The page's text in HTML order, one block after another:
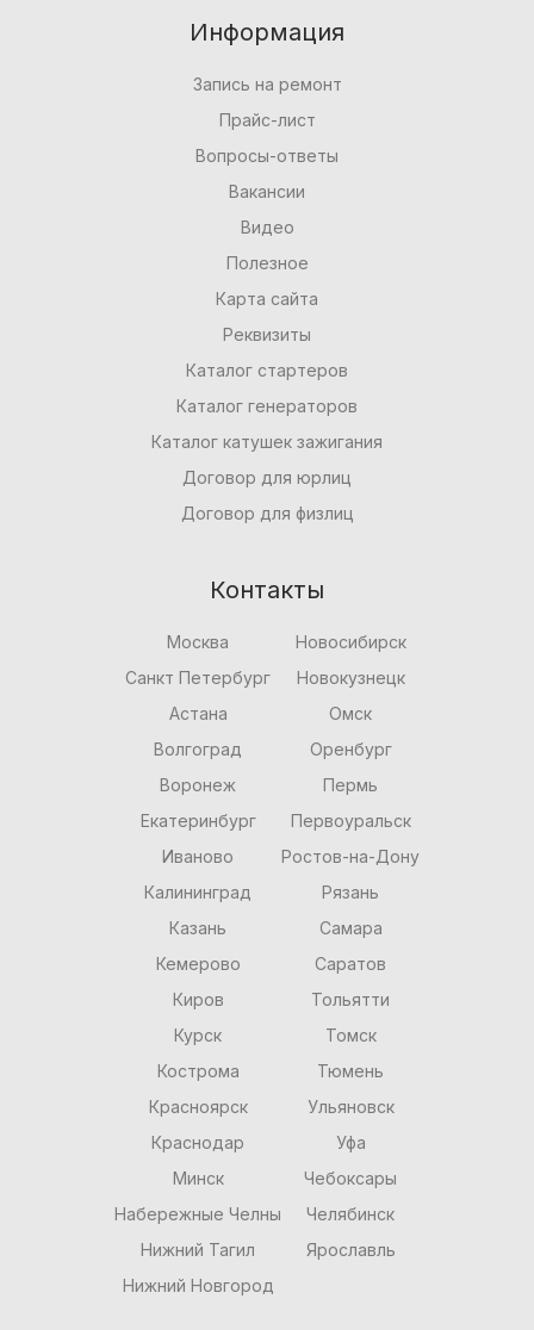
Информация
Запись на ремонт
Прайс-лист
Вопросы-ответы
Вакансии
Видео
Полезное
Карта сайта
Реквизиты
Каталог стартеров
Каталог генераторов
Каталог катушек зажигания
Договор для юрлиц
Договор для физлиц
Контакты
Москва
Санкт Петербург
Астана
Волгоград
Воронеж
Екатеринбург
Иваново
Калининград
Казань
Кемерово
Киров
Курск
Кострома
Красноярск
Краснодар
Минск
Набережные Челны
Нижний Тагил
Нижний Новгород
Новосибирск
Новокузнецк
Омск
Оренбург
Пермь
Первоуральск
Ростов-на-Дону
Рязань
Самара
Саратов
Тольятти
Томск
Тюмень
Ульяновск
Уфа
Чебоксары
Челябинск
Ярославль